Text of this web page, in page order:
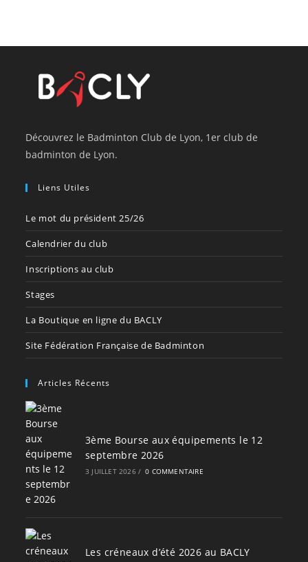
Découvrez le Badminton Club de Lyon, 1er club de
badminton de Lyon.
Liens Utiles
Le mot du président 25/26
Calendrier du club
Inscriptions au club
Stages
La Boutique en ligne du BACLY
Site Fédération Française de Badminton
Articles Récents
3ème Bourse aux équipements le 12
septembre 2026
3 JUILLET 2026 / 0 COMMENTAIRE
Les créneaux d’été 2026 au BACLY